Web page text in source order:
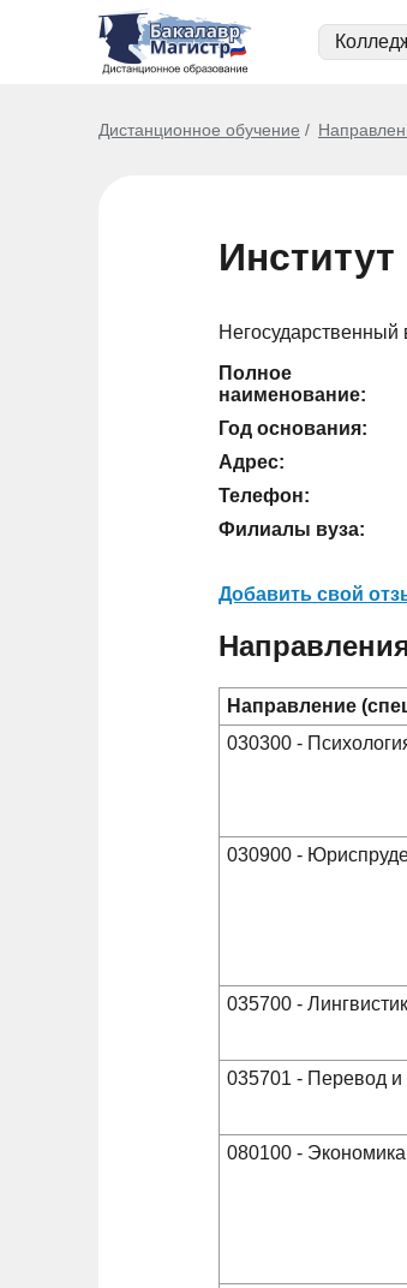
Дистанционное обучение
Негосударственный
Полное
наименование:
Год основания:
Адрес:
Телефон:
Филиалы вуза:
Добавить свой
Направление
030300 -
030900 -
035700 -
035701 - Перевод
080100 - Экономика